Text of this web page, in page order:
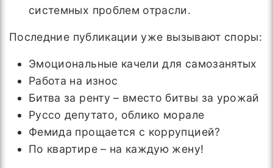
системных проблем отрасли.
Последние публикации уже вызывают споры:
Эмоциональные качели для самозанятых
Работа на износ
Битва за ренту – вместо битвы за урожай
Руссо депутато, облико морале
Фемида прощается с коррупцией?
По квартире – на каждую жену!